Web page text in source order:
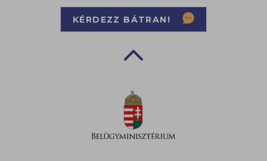
KÉRDEZZ BÁTRAN!